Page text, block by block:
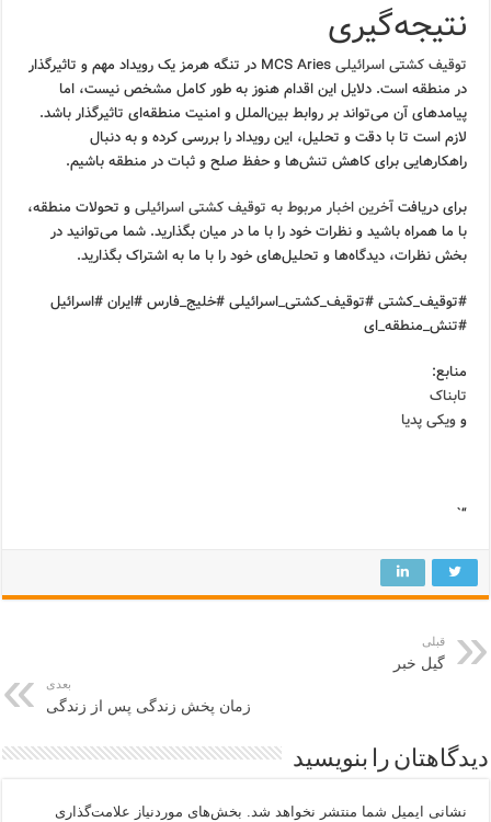
نتیجه‌گیری
توقیف کشتی اسرائیلی
MCS Aries در تنگه هرمز یک رویداد مهم و تاثیرگذار
در منطقه است. دلایل این اقدام هنوز به طور کامل مشخص نیست، اما
پیامدهای آن می‌تواند بر روابط بین‌الملل و امنیت منطقه‌ای تاثیرگذار باشد.
لازم است تا با دقت و تحلیل، این رویداد را بررسی کرده و به دنبال
راهکارهایی برای کاهش تنش‌ها و حفظ صلح و ثبات در منطقه باشیم.
برای دریافتآخرین اخبار مربوط به توقیف کشتی اسرائیلیو تحولات منطقه،
با ما همراه باشید و نظرات خود را با ما در میان بگذارید. شما می‌توانید در
بخش نظرات، دیدگاه‌ها و تحلیل‌های خود را با ما به اشتراک بگذارید.
#توقیف_کشتی #توقیف_کشتی_اسرائیلی #خلیج_فارس #ایران #اسرائیل
#تنش_منطقه_ای
منابع:
تابناک
وویکی پدیا
“`
قبلی
گیل خبر
بعدی
زمان پخش زندگی پس از زندگی
دیدگاهتان را بنویسید
نشانی ایمیل شما منتشر نخواهد شد. بخش‌های موردنیاز علامت‌گذاری